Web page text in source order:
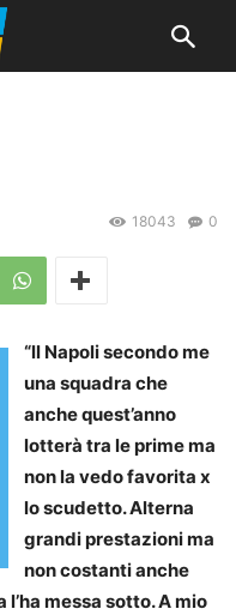
0
18043
“ll Napoli secondo me
una squadra che
anche quest’anno
lotterà tra le prime ma
non la vedo favorita x
lo scudetto. Alterna
grandi prestazioni ma
non costanti anche
messa sotto. A mio